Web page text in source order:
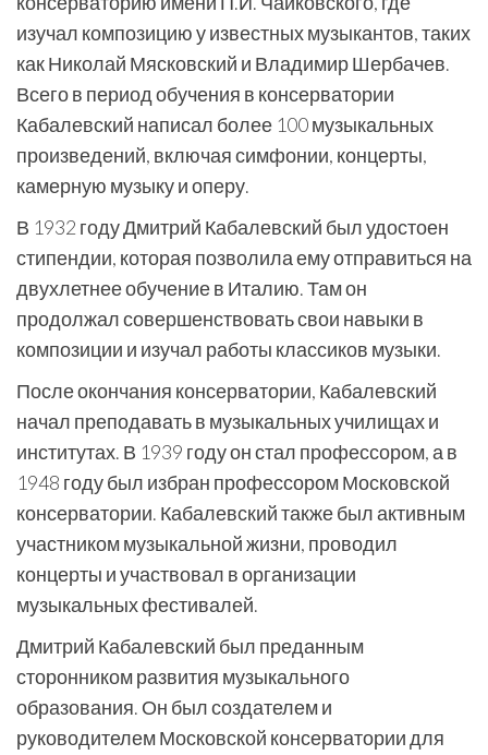
изучал композицию у известных музыкантов, таких
как Николай Мясковский и Владимир Шербачев.
Всего в период обучения в консерватории
Кабалевский написал более 100 музыкальных
произведений, включая симфонии, концерты,
камерную музыку и оперу.
В 1932 году Дмитрий Кабалевский был удостоен
стипендии, которая позволила ему отправиться на
двухлетнее обучение в Италию. Там он
продолжал совершенствовать свои навыки в
композиции и изучал работы классиков музыки.
После окончания консерватории, Кабалевский
начал преподавать в музыкальных училищах и
институтах. В 1939 году он стал профессором, а в
1948 году был избран профессором Московской
консерватории. Кабалевский также был активным
участником музыкальной жизни, проводил
концерты и участвовал в организации
музыкальных фестивалей.
Дмитрий Кабалевский был преданным
сторонником развития музыкального
образования. Он был создателем и
руководителем Московской консерватории для